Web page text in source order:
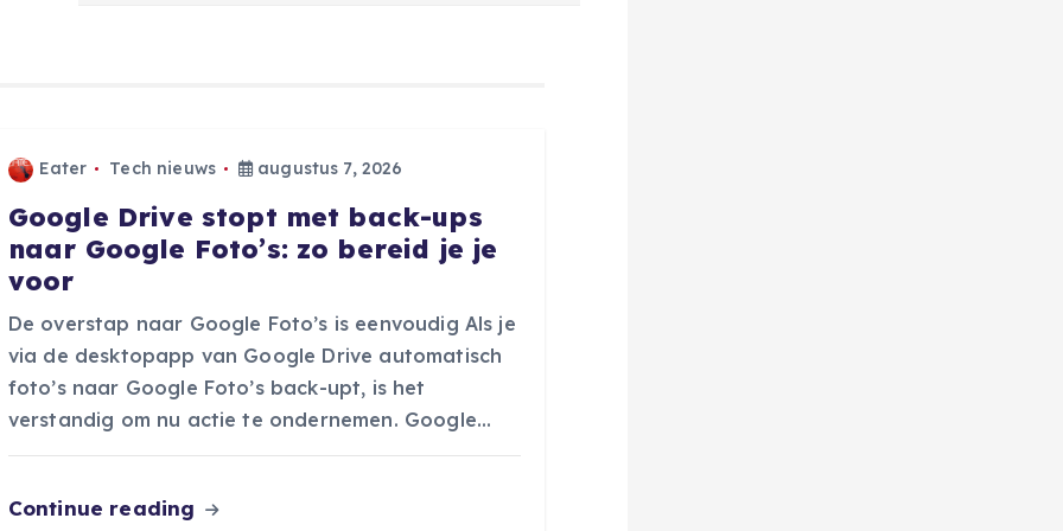
Eater Tech nieuws augustus 7, 2026
Google Drive stopt met back-ups
naar Google Foto’s: zo bereid je je
voor
De overstap naar Google Foto’s is eenvoudig Als je
via de desktopapp van Google Drive automatisch
foto’s naar Google Foto’s back-upt, is het
verstandig om nu actie te ondernemen. Google…
Continue reading